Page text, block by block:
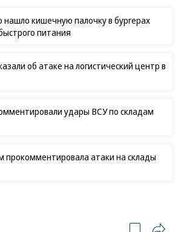
нашло кишечную палочку в бургерах
питания
об атаке на логистический центр в
удары ВСУ по складам
прокомментировала атаки на склады